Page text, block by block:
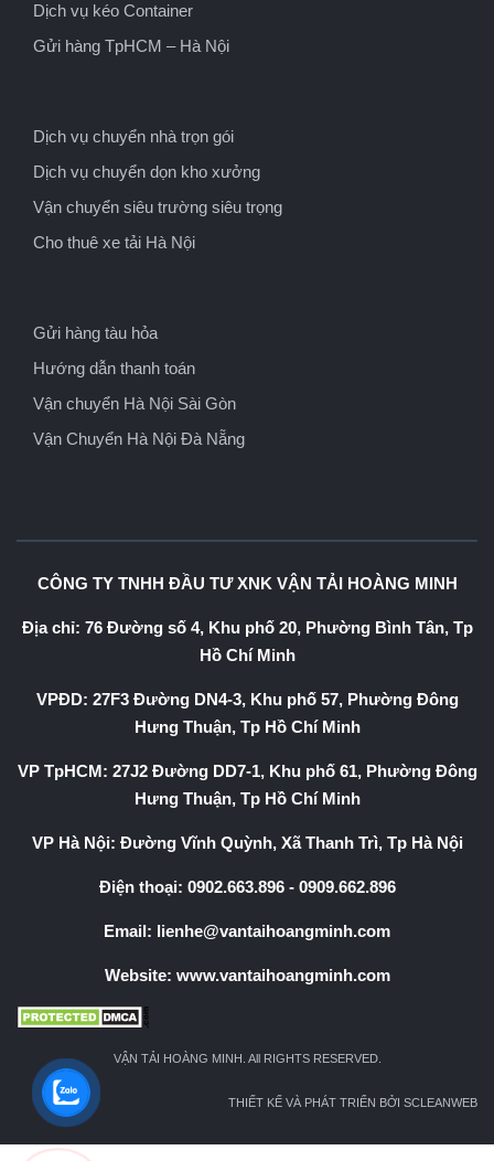
Dịch vụ kéo Container
Gửi hàng TpHCM – Hà Nội
Dịch vụ chuyển nhà trọn gói
Dịch vụ chuyển dọn kho xưởng
Vận chuyển siêu trường siêu trọng
Cho thuê xe tải Hà Nội
Gửi hàng tàu hỏa
Hướng dẫn thanh toán
Vận chuyển Hà Nội Sài Gòn
Vận Chuyển Hà Nội Đà Nẵng
CÔNG TY TNHH ĐẦU TƯ XNK VẬN TẢI HOÀNG MINH
Địa chỉ: 76 Đường số 4, Khu phố 20, Phường Bình Tân, Tp
Hồ Chí Minh
VPĐD: 27F3 Đường DN4-3, Khu phố 57, Phường Đông
Hưng Thuận, Tp Hồ Chí Minh
VP TpHCM: 27J2 Đường DD7-1, Khu phố 61, Phường Đông
Hưng Thuận, Tp Hồ Chí Minh
VP Hà Nội: Đường Vĩnh Quỳnh, Xã Thanh Trì, Tp Hà Nội
Điện thoại: 0902.663.896- 0909.662.896
Email: lienhe@vantaihoangminh.com
Website: www.vantaihoangminh.com
VẬN TẢI HOÀNG MINH. All RIGHTS RESERVED.
THIẾT KẾ VÀ PHÁT TRIỂN BỞI SCLEANWEB